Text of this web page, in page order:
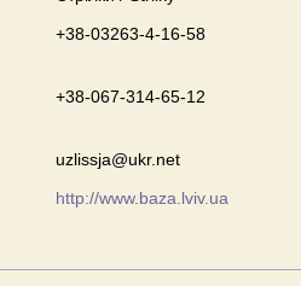
+38-03263-4-16-58
+38-067-314-65-12
uzlissja@ukr.net
http://www.baza.lviv.ua